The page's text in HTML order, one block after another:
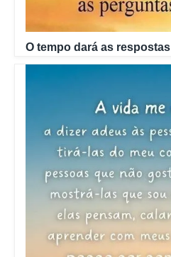
O tempo dará as respostas